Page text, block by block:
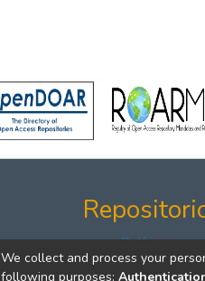
Políticas
Formatos
We collect and process your
following purposes: